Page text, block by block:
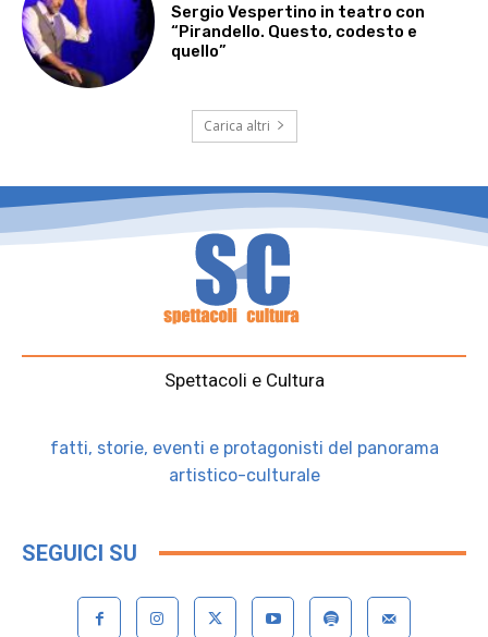
Sergio Vespertino in teatro con
“Pirandello. Questo, codesto e
quello”
Carica altri
Spettacoli e Cultura
fatti, storie, eventi e protagonisti del panorama
artistico-culturale
SEGUICI SU